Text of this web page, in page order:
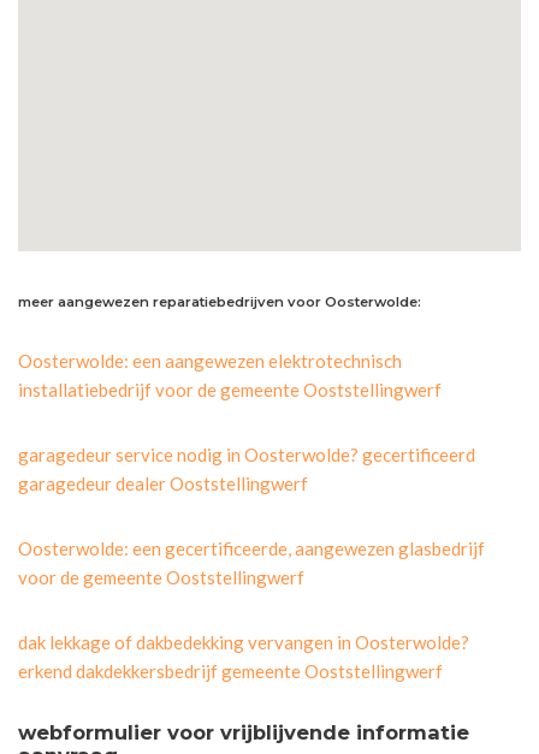
meer aangewezen reparatiebedrijven voor Oosterwolde:
Oosterwolde: een aangewezen elektrotechnisch
installatiebedrijf voor de gemeente Ooststellingwerf
garagedeur service nodig in Oosterwolde? gecertificeerd
garagedeur dealer Ooststellingwerf
Oosterwolde: een gecertificeerde, aangewezen glasbedrijf
voor de gemeente Ooststellingwerf
dak lekkage of dakbedekking vervangen in Oosterwolde?
erkend dakdekkersbedrijf gemeente Ooststellingwerf
webformulier voor vrijblijvende informatie